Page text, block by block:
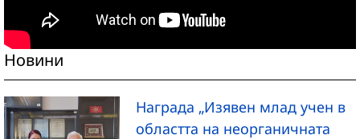
Новини
Награда „Изявен млад учен в
областта на неорганичната